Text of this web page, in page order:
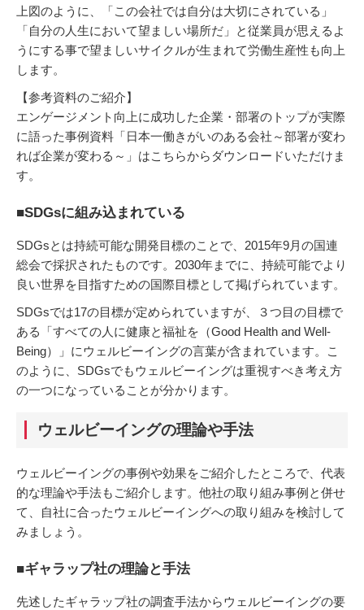
上図のように、「この会社では自分は大切にされている」
「自分の人生において望ましい場所だ」と従業員が思えるよ
うにする事で望ましいサイクルが生まれて労働生産性も向上
します。
【参考資料のご紹介】
エンゲージメント向上に成功した企業・部署のトップが実際
に語った事例資料「日本一働きがいのある会社～部署が変わ
れば企業が変わる～」はこちらからダウンロードいただけま
す。
■SDGsに組み込まれている
SDGsとは持続可能な開発目標のことで、2015年9月の国連
総会で採択されたものです。2030年までに、持続可能でより
良い世界を目指すための国際目標として掲げられています。
SDGsでは17の目標が定められていますが、３つ目の目標で
ある「すべての人に健康と福祉を（Good Health and Well-
Being）」にウェルビーイングの言葉が含まれています。こ
のように、SDGsでもウェルビーイングは重視すべき考え方
の一つになっていることが分かります。
ウェルビーイングの理論や手法
ウェルビーイングの事例や効果をご紹介したところで、代表
的な理論や手法もご紹介します。他社の取り組み事例と併せ
て、自社に合ったウェルビーイングへの取り組みを検討して
みましょう。
■ギャラップ社の理論と手法
先述したギャラップ社の調査手法からウェルビーイングの要